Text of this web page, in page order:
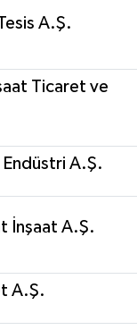
A.Ş.
Ticaret ve
A.Ş.
İnşaat A.Ş.
A.Ş.